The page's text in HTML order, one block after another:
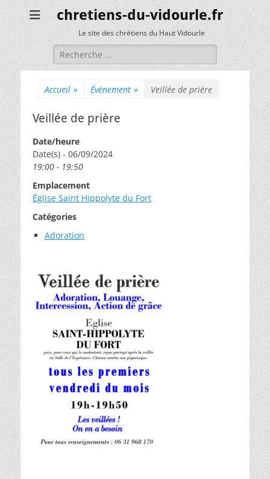
chretiens-du-vidourle.fr
Le site des chrétiens du Haut Vidourle
Rechercher :
Accueil » Évènement » Veillée de prière
Veillée de prière
Date/heure
Date(s) - 06/09/2024
19:00 - 19:50
Emplacement
Église Saint Hippolyte du Fort
Catégories
Adoration